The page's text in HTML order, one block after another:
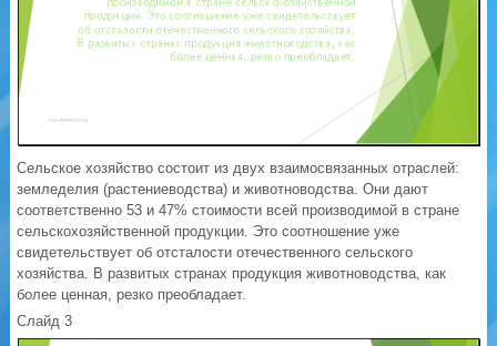
Сельское хозяйство состоит из двух взаимосвязанных отраслей:
земледелия (растениеводства) и животноводства. Они дают
соответственно 53 и 47% стоимости всей производимой в стране
сельскохозяйственной продукции. Это соотношение уже
свидетельствует об отсталости отечественного сельского
хозяйства. В развитых странах продукция животноводства, как
более ценная, резко преобладает.
Слайд 3